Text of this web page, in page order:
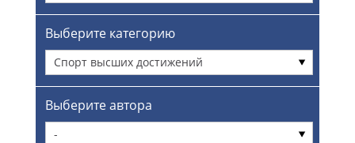
Выберите категорию
Спорт высших достижений
Выберите автора
-